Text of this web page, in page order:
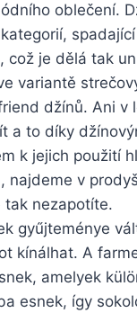
oblečení.
což je dělá tak
variantě
džínů. Ani v
a to díky
k jejich použití
najdeme v
tak nezapotíte.
gyűjteménye
kínálhat. A
amelyek
esnek, így